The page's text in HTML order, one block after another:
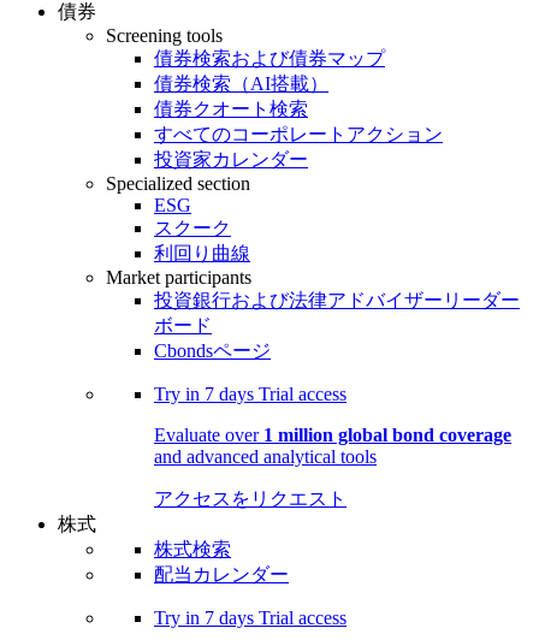
債券
Screening tools
債券検索および債券マップ
債券検索（AI搭載）
債券クオート検索
すべてのコーポレートアクション
投資家カレンダー
Specialized section
ESG
スクーク
利回り曲線
Market participants
投資銀行および法律アドバイザーリーダー
ボード
Cbondsページ
Try in 7 days Trial access
Evaluate over 1 million global bond coverage
and advanced analytical tools
アクセスをリクエスト
株式
株式検索
配当カレンダー
Try in 7 days Trial access